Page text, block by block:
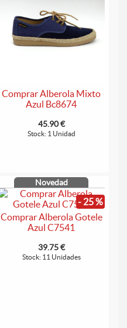
Comprar Alberola Mixto
Azul Bc8674
45.90 €
Stock: 1 Unidad
Novedad
- 25 %
Comprar Alberola Gotele
Azul C7541
39.75 €
Stock: 11 Unidades